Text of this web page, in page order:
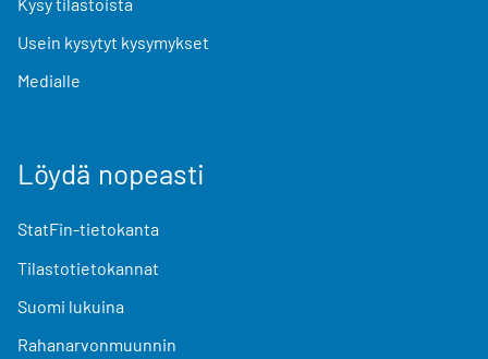
Usein kysytyt kysymykset
Medialle
Löydä nopeasti
StatFin-tietokanta
Tilastotietokannat
Suomi lukuina
Rahanarvonmuunnin